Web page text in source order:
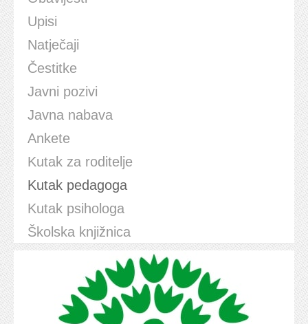
Upisi
Natječaji
Čestitke
Javni pozivi
Javna nabava
Ankete
Kutak za roditelje
Kutak pedagoga
Kutak psihologa
Školska knjižnica